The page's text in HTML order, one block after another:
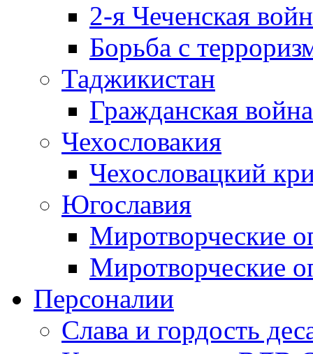
2-я Чеченская
Борьба с
Таджикистан
Гражданская
Чехословакия
Чехословацкий
Югославия
Миротворческие
Миротворческие
Персоналии
Слава и гордость